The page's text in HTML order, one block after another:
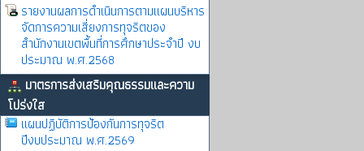
รายงานผลการดำเนินการตามแผนบริหาร
จัดการความเสี่ยงการทุจริตของ
สำนักงานเขตพื้นที่การศึกษาประจำปี งบ
ประมาณ พ.ศ.2568
มาตรการส่งเสริมคุณธรรมและความ
โปร่งใส
แผนปฏิบัติการป้องกันการทุจริต
ปีงบประมาณ พ.ศ.2569